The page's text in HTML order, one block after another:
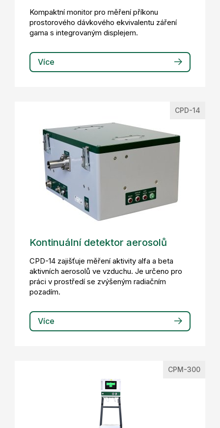
Kompaktní monitor pro měření příkonu
prostorového dávkového ekvivalentu záření
gama s integrovaným displejem.
Více
CPD-14
Kontinuální detektor aerosolů
CPD-14 zajišťuje měření aktivity alfa a beta
aktivních aerosolů ve vzduchu. Je určeno pro
práci v prostředí se zvýšeným radiačním
pozadím.
Více
CPM-300